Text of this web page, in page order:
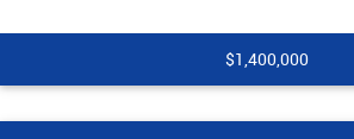
$1,400,000